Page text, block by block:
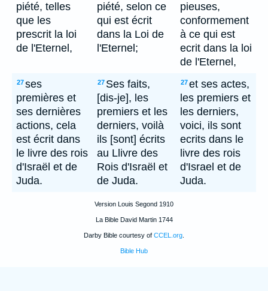
piété, telles
que les
prescrit la loi
de l'Eternel,
piété, selon ce
qui est écrit
dans la Loi de
l'Eternel;
pieuses,
conformement
à ce qui est
ecrit dans la loi
de l'Eternel,
27ses
premières et
ses dernières
actions, cela
est écrit dans
le livre des rois
d'Israël et de
Juda.
27 Ses faits,
[dis-je], les
premiers et les
derniers, voilà
ils [sont] écrits
au Llivre des
Rois d'Israël et
de Juda.
27et ses actes,
les premiers et
les derniers,
voici, ils sont
ecrits dans le
livre des rois
d'Israel et de
Juda.
Version Louis Segond 1910
La Bible David Martin 1744
Darby Bible courtesy of CCEL.org
Bible Hub